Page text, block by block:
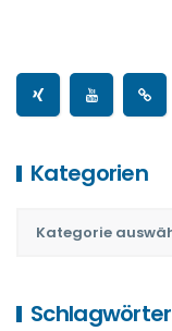
Kategorien
Schlagwörter